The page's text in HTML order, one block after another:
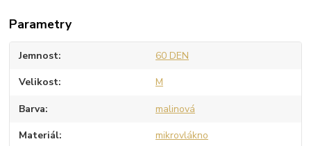
Parametry
Jemnost 60 DEN
Velikost M
Barva malinová
Materiál mikrovlákno